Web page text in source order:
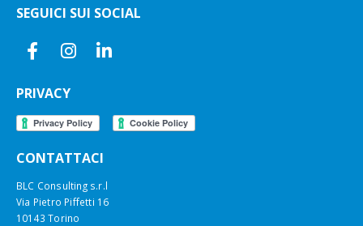
SEGUICI SUI SOCIAL
PRIVACY
CONTATTACI
BLC Consulting s.r.l
Via Pietro Piffetti 16
10143 Torino